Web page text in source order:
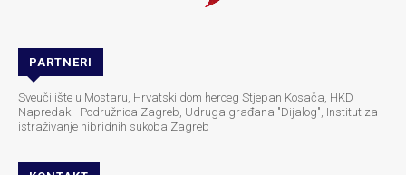
PARTNERI
Sveučilište u Mostaru, Hrvatski dom herceg Stjepan Kosača, HKD
Napredak - Podružnica Zagreb, Udruga građana "Dijalog", Institut za
istraživanje hibridnih sukoba Zagreb